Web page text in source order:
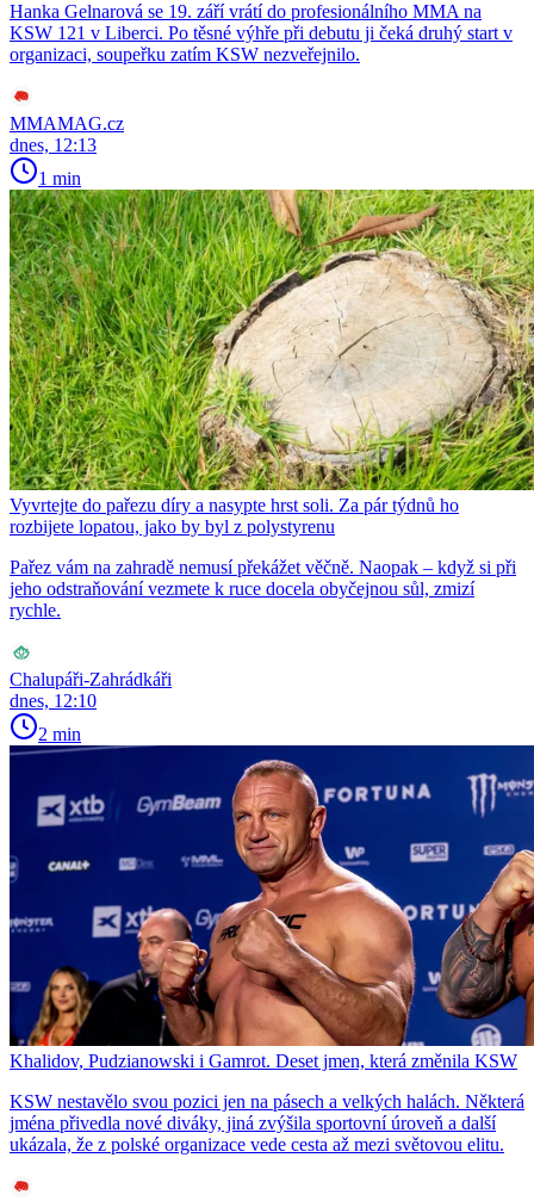
Hanka Gelnarová se 19. září vrátí do profesionálního MMA na
KSW 121 v Liberci. Po těsné výhře při debutu ji čeká druhý start v
organizaci, soupeřku zatím KSW nezveřejnilo.
MMAMAG.cz
dnes, 12:13
1 min
Vyvrtejte do pařezu díry a nasypte hrst soli. Za pár týdnů ho
rozbijete lopatou, jako by byl z polystyrenu
Pařez vám na zahradě nemusí překážet věčně. Naopak – když si při
jeho odstraňování vezmete k ruce docela obyčejnou sůl, zmizí
rychle.
Chalupáři-Zahrádkáři
dnes, 12:10
2 min
Khalidov, Pudzianowski i Gamrot. Deset jmen, která změnila KSW
KSW nestavělo svou pozici jen na pásech a velkých halách. Některá
jména přivedla nové diváky, jiná zvýšila sportovní úroveň a další
ukázala, že z polské organizace vede cesta až mezi světovou elitu.